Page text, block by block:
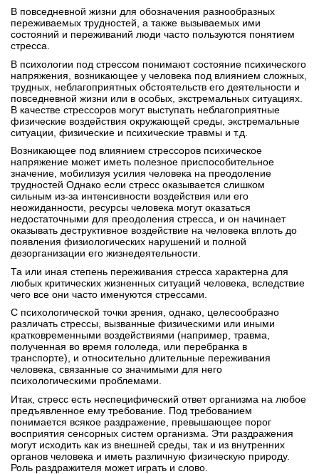
В повседневной жизни для обозначения разнообразных
переживаемых трудностей, а также вызываемых ими
состояний и переживаний люди часто пользуются понятием
стресса.
В психологии под стрессом понимают состояние психического
напряжения, возникающее у человека под влиянием сложных,
трудных, неблагоприятных обстоятельств его деятельности и
повседневной жизни или в особых, экстремальных ситуациях.
В качестве стрессоров могут выступать неблагоприятные
физические воздействия окружающей среды, экстремальные
ситуации, физические и психические травмы и т.д.
Возникающее под влиянием стрессоров психическое
напряжение может иметь полезное приспособительное
значение, мобилизуя усилия человека на преодоление
трудностей Однако если стресс оказывается слишком
сильным из-за интенсивности воздействия или его
неожиданности, ресурсы человека могут оказаться
недостаточными для преодоления стресса, и он начинает
оказывать деструктивное воздействие на человека вплоть до
появления физиологических нарушений и полной
дезорганизации его жизнедеятельности.
Та или иная степень переживания стресса характерна для
любых критических жизненных ситуаций человека, вследствие
чего все они часто именуются стрессами.
С психологической точки зрения, однако, целесообразно
различать стрессы, вызванные физическими или иными
кратковременными воздействиями (например, травма,
полученная во время гололеда, или перебранка в
транспорте), и относительно длительные переживания
человека, связанные со значимыми для него
психологическими проблемами.
Итак, стресс есть неспецифический ответ организма на любое
предъявленное ему требование. Под требованием
понимается всякое раздражение, превышающее порог
восприятия сенсорных систем организма. Эти раздражения
могут исходить как из внешней среды, так и из внутренних
органов человека и иметь различную физическую природу.
Роль раздражителя может играть и слово.